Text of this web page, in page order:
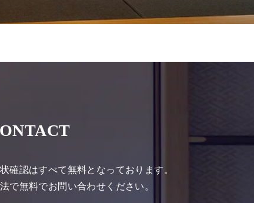
確認はすべて無料となっております。
で無料でお問い合わせください。